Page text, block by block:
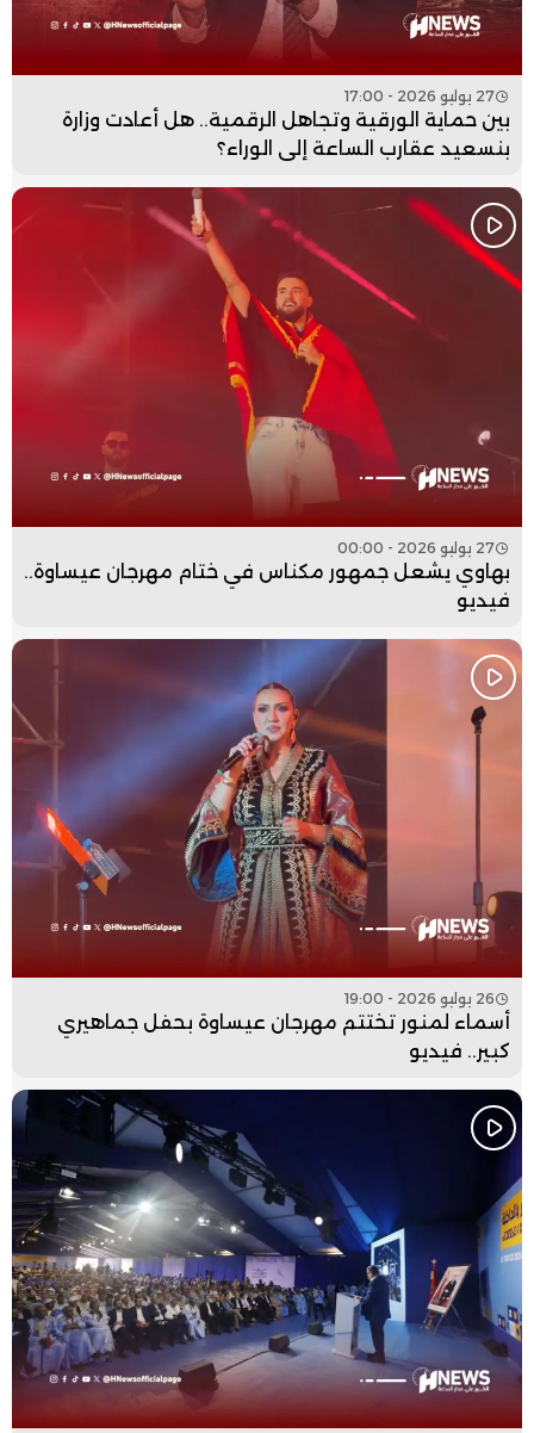
27 يوليو 2026 - 17:00
بين حماية الورقية وتجاهل الرقمية.. هل أعادت وزارة
بنسعيد عقارب الساعة إلى الوراء؟
27 يوليو 2026 - 00:00
بهاوي يشعل جمهور مكناس في ختام مهرجان عيساوة..
فيديو
26 يوليو 2026 - 19:00
أسماء لمنور تختتم مهرجان عيساوة بحفل جماهيري
كبير.. فيديو